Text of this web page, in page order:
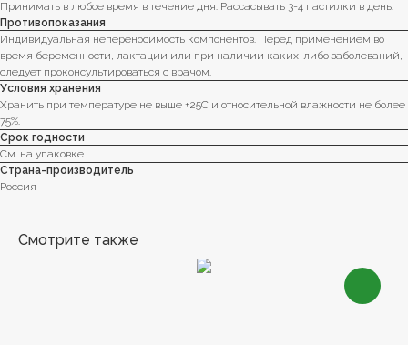
Принимать в любое время в течение дня. Рассасывать 3-4 пастилки в день.
Противопоказания
Индивидуальная непереносимость компонентов. Перед применением во
время беременности, лактации или при наличии каких-либо заболеваний,
следует проконсультироваться с врачом.
Условия хранения
Хранить при температуре не выше +25С и относительной влажности не более
75%.
Срок годности
См. на упаковке
Страна-производитель
Россия
Смотрите также